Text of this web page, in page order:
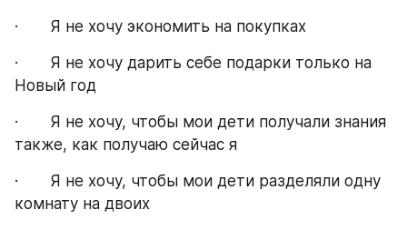
·       Я не хочу экономить на покупках
·       Я не хочу дарить себе подарки только на
Новый год
·       Я не хочу, чтобы мои дети получали знания
также, как получаю сейчас я
·       Я не хочу, чтобы мои дети разделяли одну
комнату на двоих